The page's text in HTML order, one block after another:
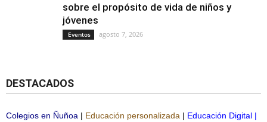
sobre el propósito de vida de niños y
jóvenes
Eventos agosto 7, 2026
DESTACADOS
Colegios en Ñuñoa | Educación personalizada | Educación Digital |